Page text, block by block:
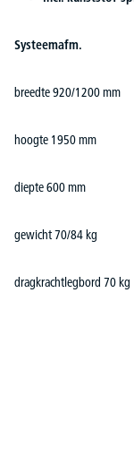
Systeemafm.
breedte 920/1200 mm
hoogte 1950 mm
diepte 600 mm
gewicht 70/84 kg
dragkrachtlegbord 70 kg